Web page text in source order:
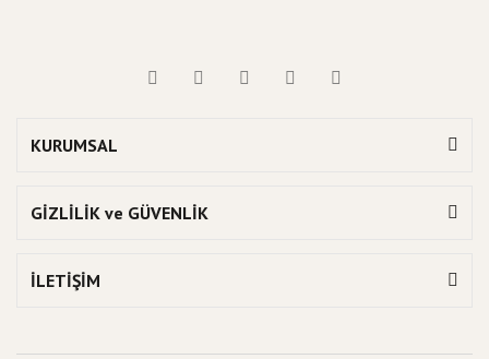
KURUMSAL
GİZLİLİK ve GÜVENLİK
İLETİŞİM